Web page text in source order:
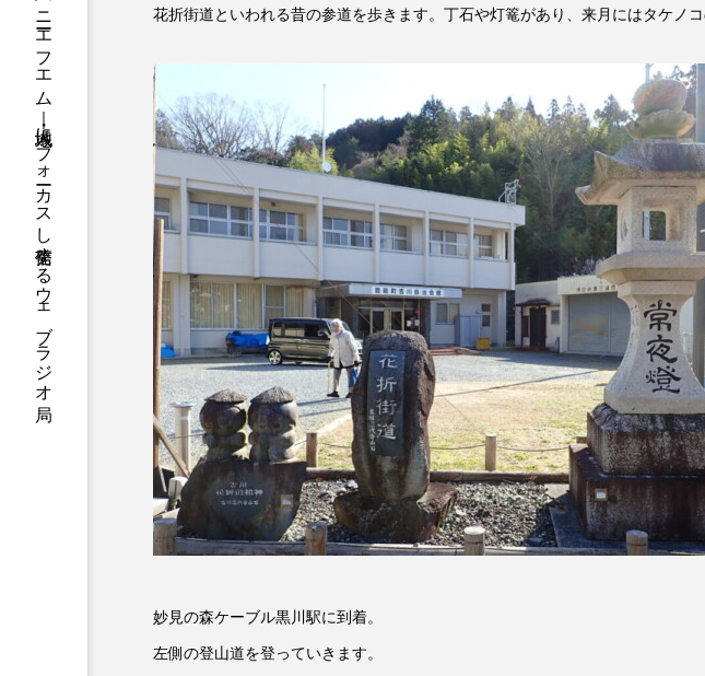
ハニーエフエム｜地域・人にフォーカスし発信するウェブラジオ局 もっと知りたい認知症のこと もんがきとしこの知りた
わたしらしく心豊かに過ごすためのふくし情報！ わた
アカデミックコモンズ アクトスクエア アナ・レ
アニメーション映画 アプレンティス アメリカ
アリのおでかけ アリアナ・グランデ アリス館
アーカイブ アート イエス・キリスト イギ
イタリア映画 イベント イラク インタビュ
ウィキッド 永遠の約束 ウィリアム・シェイクスピア
ウインド･アンサンブル･コスモス エディントンへようこ
エリーザ・シュロット エル・ファニング エレノ
カラーモンスター
花折街道といわれる昔の参道を歩きます。丁石や灯篭があり、来月にはタケノ
妙見の森ケーブル黒川駅に到着。
左側の登山道を登っていきます。